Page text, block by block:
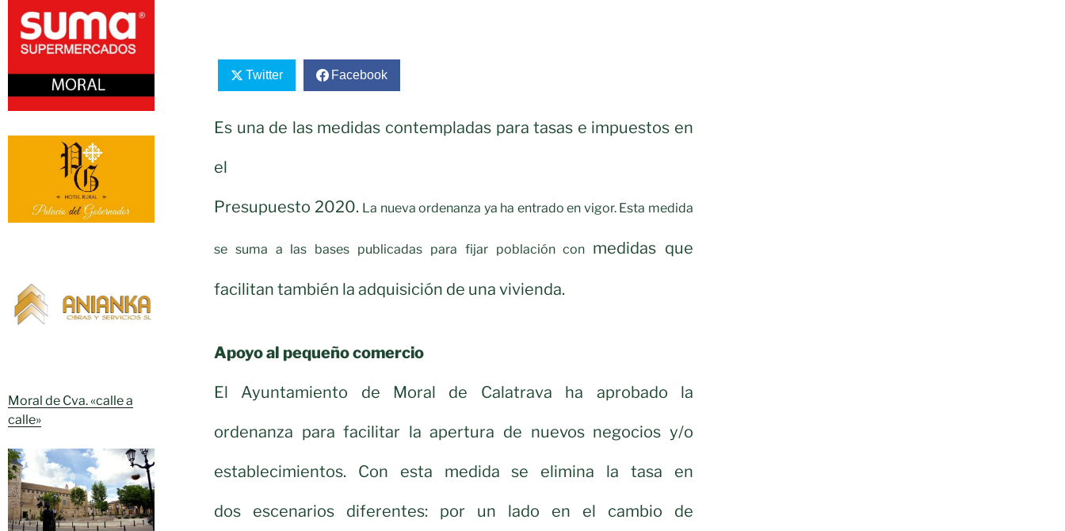
Moral de Cva. «calle a
calle»
Twitter Facebook
Es una de las medidas contempladas para tasas e impuestos en
el
Presupuesto 2020. La nueva ordenanza ya ha entrado en vigor.Esta medida
se suma a las bases publicadas para fijar población con medidas que
facilitan también la adquisición de una vivienda.
Apoyo al pequeño comercio
El Ayuntamiento de Moral de Calatrava ha aprobado la
ordenanza para facilitar la apertura de nuevos negocios y/o
establecimientos. Con esta medida se elimina la tasa en
dos escenarios diferentes: por un lado en el cambio de